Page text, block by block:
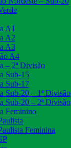
A1
A2
A3
A4
– 2ª Divisão
Sub-15
Sub-17
Sub-20 – 1ª Divisão
Sub-20 – 2ª Divisão
Feminino
Feminina